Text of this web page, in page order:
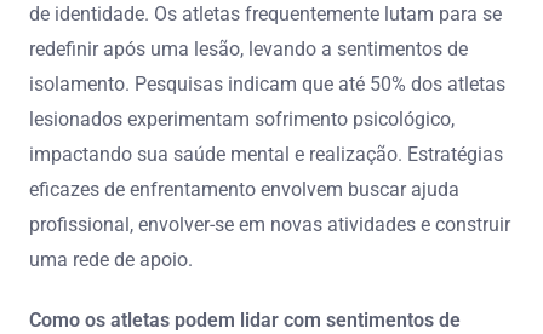
de identidade. Os atletas frequentemente lutam para se
redefinir após uma lesão, levando a sentimentos de
isolamento. Pesquisas indicam que até 50% dos atletas
lesionados experimentam sofrimento psicológico,
impactando sua saúde mental e realização. Estratégias
eficazes de enfrentamento envolvem buscar ajuda
profissional, envolver-se em novas atividades e construir
uma rede de apoio.
Como os atletas podem lidar com sentimentos de